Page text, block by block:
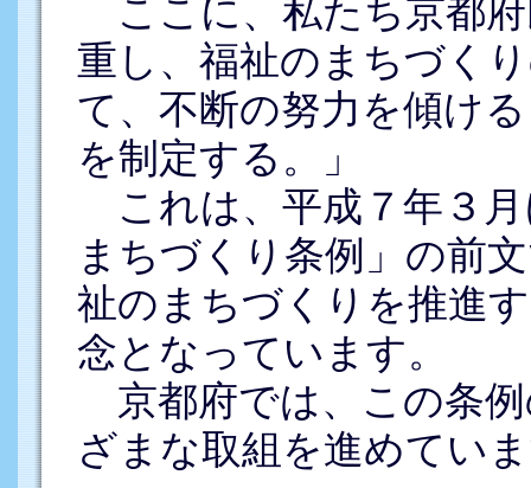
ここに、私たち京都
重し、福祉のまちづく
て、不断の努力を傾け
を制定する。」
これは、平成７年３
まちづくり条例」の前
祉のまちづくりを推進
念となっています。
京都府では、この条
ざまな取組を進めてい